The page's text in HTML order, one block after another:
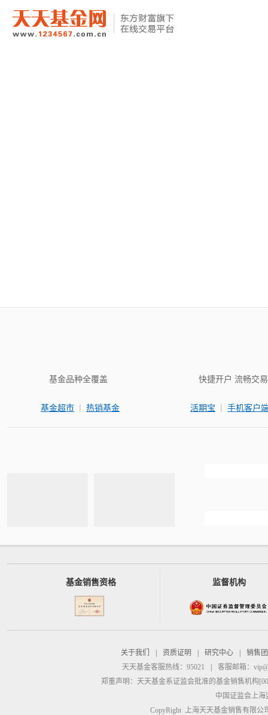
基金品种全覆盖
基金超市 | 热销基金
快捷开户 流畅交易
活期宝 | 手机客户
基金销售资格 监督机构
关于我们 资质证明 研究中心
销售
天天基金客服热线：95021
客服邮箱：
郑重声明： 天天基金系证监会批准的基金销售机构
中国证监会上
CopyRight 上海天天基金销售有限